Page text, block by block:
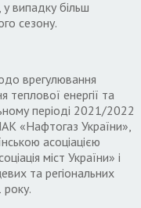
випадку більш
сезону.
врегулювання
енергії та
періоді 2021/2022
«Нафтогаз України»,
асоціацією
міст України» і
та регіональних